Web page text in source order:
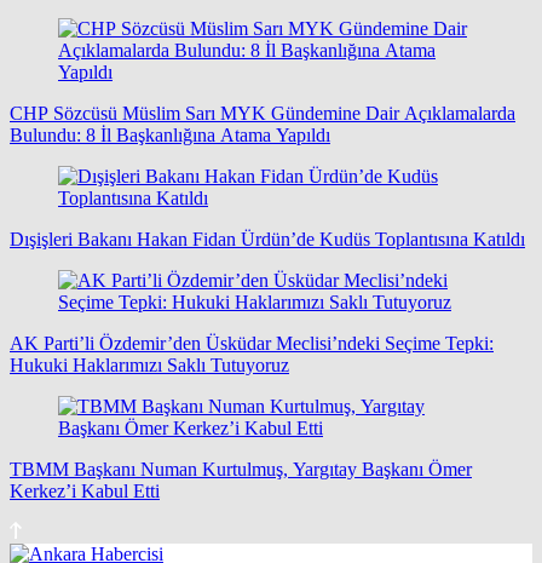
CHP Sözcüsü Müslim Sarı MYK Gündemine Dair Açıklamalarda
Bulundu: 8 İl Başkanlığına Atama Yapıldı
Dışişleri Bakanı Hakan Fidan Ürdün’de Kudüs Toplantısına Katıldı
AK Parti’li Özdemir’den Üsküdar Meclisi’ndeki Seçime Tepki:
Hukuki Haklarımızı Saklı Tutuyoruz
TBMM Başkanı Numan Kurtulmuş, Yargıtay Başkanı Ömer
Kerkez’i Kabul Etti